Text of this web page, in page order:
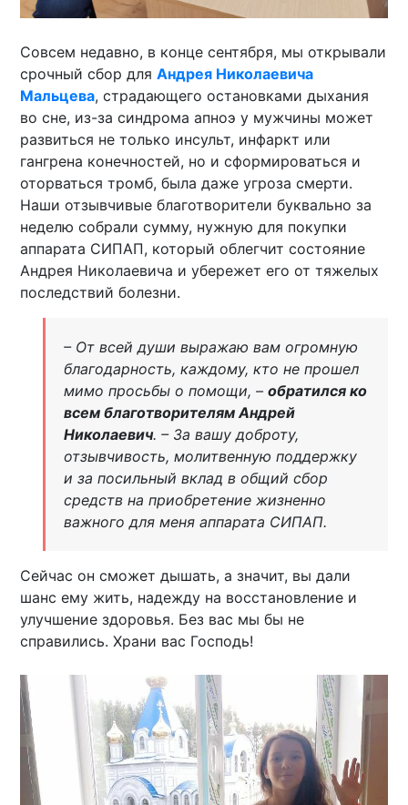
Совсем недавно, в конце сентября, мы открывали
срочный сбор дляАндрея Николаевича
Мальцева, страдающего остановками дыхания
во сне, из-за синдрома апноэ у мужчины может
развиться не только инсульт, инфаркт или
гангрена конечностей, но и сформироваться и
оторваться тромб, была даже угроза смерти.
Наши отзывчивые благотворители буквально за
неделю собрали сумму, нужную для покупки
аппарата СИПАП, который облегчит состояние
Андрея Николаевича и убережет его от тяжелых
последствий болезни.
– От всей души выражаю вам огромную
благодарность, каждому, кто не прошел
мимо просьбы о помощи, – обратился ко
всем благотворителям Андрей
Николаевич. – За вашу доброту,
отзывчивость, молитвенную поддержку
и за посильный вклад в общий сбор
средств на приобретение жизненно
важного для меня аппарата СИПАП.
Сейчас он сможет дышать, а значит, вы дали
шанс ему жить, надежду на восстановление и
улучшение здоровья. Без вас мы бы не
справились. Храни вас Господь!